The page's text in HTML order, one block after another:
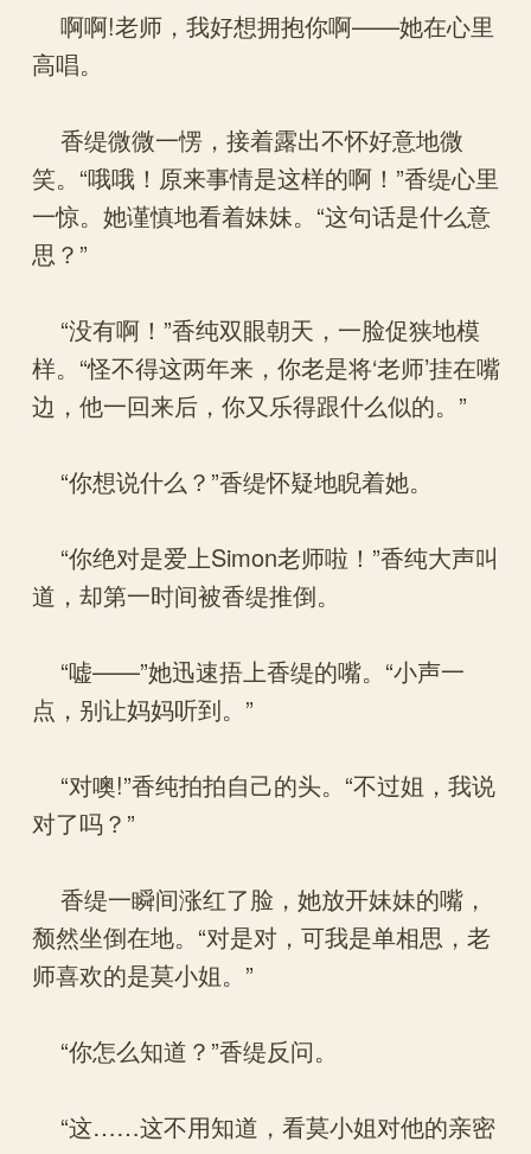
啊啊!老师，我好想拥抱你啊——她在心里
高唱。
香缇微微一愣，接着露出不怀好意地微
笑。“哦哦！原来事情是这样的啊！”香缇心里
一惊。她谨慎地看着妹妹。“这句话是什么意
思？”
“没有啊！”香纯双眼朝天，一脸促狭地模
样。“怪不得这两年来，你老是将‘老师’挂在嘴
边，他一回来后，你又乐得跟什么似的。”
“你想说什么？”香缇怀疑地睨着她。
“你绝对是爱上Simon老师啦！”香纯大声叫
道，却第一时间被香缇推倒。
“嘘——”她迅速捂上香缇的嘴。“小声一
点，别让妈妈听到。”
“对噢!”香纯拍拍自己的头。“不过姐，我说
对了吗？”
香缇一瞬间涨红了脸，她放开妹妹的嘴，
颓然坐倒在地。“对是对，可我是单相思，老
师喜欢的是莫小姐。”
“你怎么知道？”香缇反问。
“这……这不用知道，看莫小姐对他的亲密